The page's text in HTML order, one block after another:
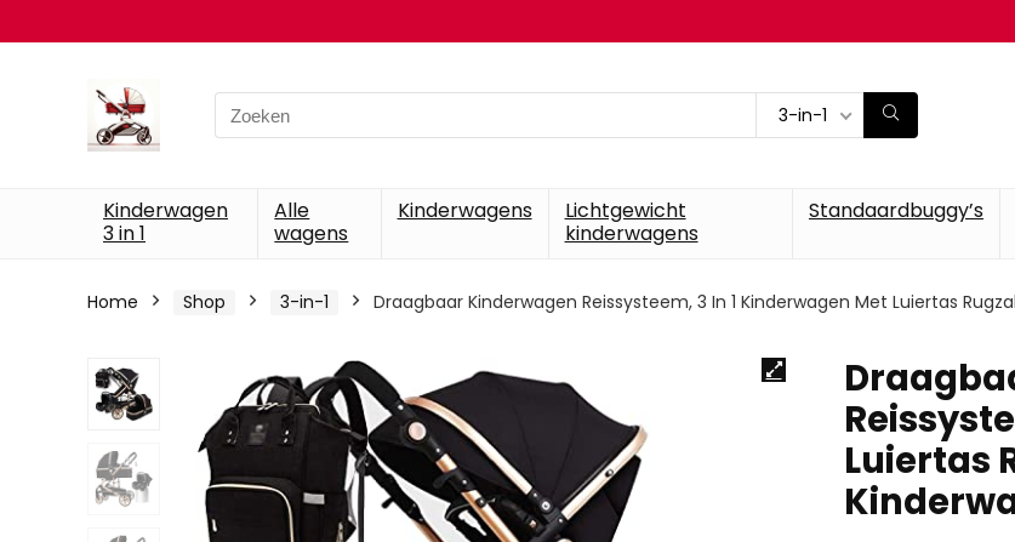
Search
for:
3-in-1
Kinderwagen
3 in 1
Alle
wagens
Kinderwagens
Lichtgewicht
kinderwagens
Standaardbuggy’s
Home Shop 3-in-1 Draagbaar Kinderwagen Reissysteem, 3 In 1 Kinderwagen Met Luiertas
Luiertas